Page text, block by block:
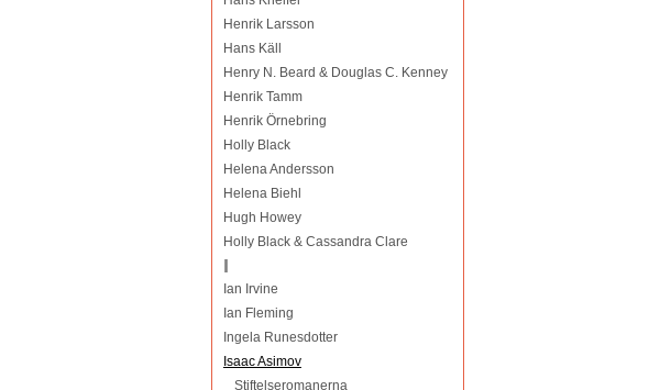
Henrik Larsson
Hans Käll
Henry N. Beard & Douglas C. Kenney
Henrik Tamm
Henrik Örnebring
Holly Black
Helena Andersson
Helena Biehl
Hugh Howey
Holly Black & Cassandra Clare
I
Ian Irvine
Ian Fleming
Ingela Runesdotter
Isaac Asimov
Stiftelseromanerna